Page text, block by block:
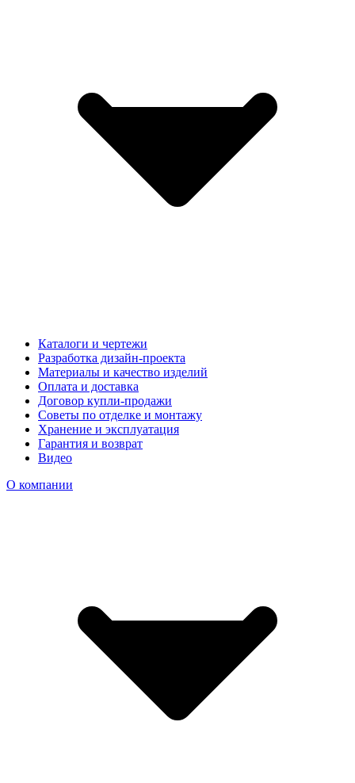
Каталоги и чертежи
Разработка дизайн-проекта
Материалы и качество изделий
Оплата и доставка
Договор купли-продажи
Советы по отделке и монтажу
Хранение и эксплуатация
Гарантия и возврат
Видео
О компании